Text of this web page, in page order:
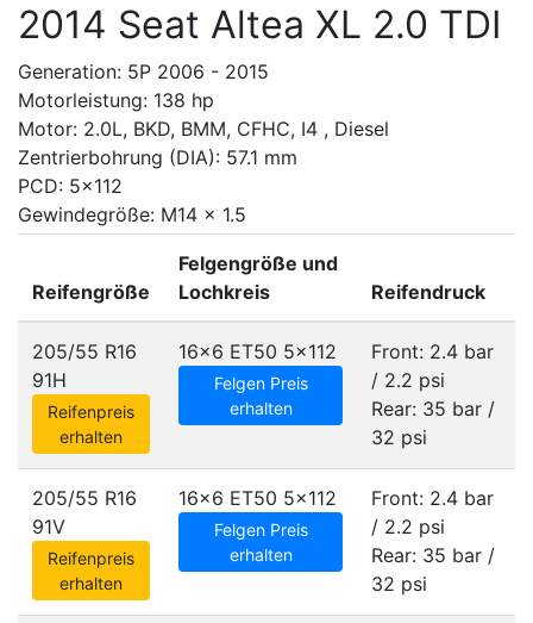
2014 Seat Altea XL 2.0 TDI
Generation: 5P 2006 - 2015
Motorleistung: 138 hp
Motor: 2.0L, BKD, BMM, CFHC, I4 , Diesel
Zentrierbohrung (DIA): 57.1 mm
PCD: 5x112
Gewindegröße: M14 x 1.5
Reifengröße
Felgengröße und
Lochkreis
Reifendruck
205/55 R16
91H
Reifenpreis
erhalten
16x6 ET50 5x112
Felgen Preis
erhalten
Front: 2.4 bar
/ 2.2 psi
Rear: 35 bar /
32 psi
205/55 R16
91V
Reifenpreis
erhalten
16x6 ET50 5x112
Felgen Preis
erhalten
Front: 2.4 bar
/ 2.2 psi
Rear: 35 bar /
32 psi